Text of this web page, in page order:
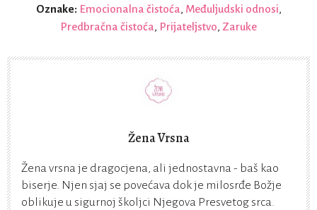
Oznake: Emocionalna čistoća, Međuljudski odnosi,
Predbračna čistoća, Prijateljstvo, Zaruke
Žena Vrsna
Žena vrsna je dragocjena, ali jednostavna - baš kao
biserje. Njen sjaj se povećava dok je milosrđe Božje
oblikuje u sigurnoj školjci Njegova Presvetog srca.